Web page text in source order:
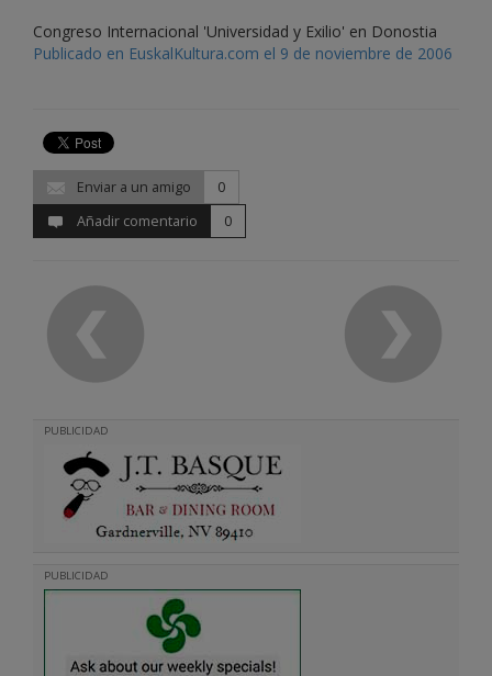
Congreso Internacional 'Universidad y Exilio' en Donostia
Publicado en EuskalKultura.com el 9 de noviembre de 2006
Enviar a un amigo
0
Añadir comentario
0
PUBLICIDAD
PUBLICIDAD